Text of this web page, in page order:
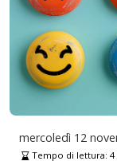
mercoledì 12
Tempo di lettura: 4